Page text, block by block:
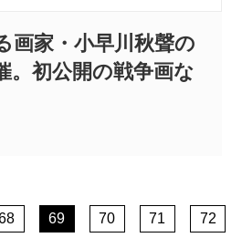
画家・小早川秋聲の
。初公開の戦争画な
69 70 71 72